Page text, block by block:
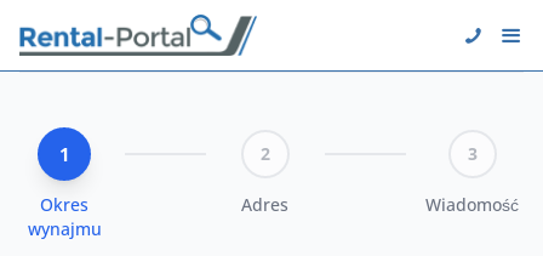
1
Okres
wynajmu
2
Adres
3
Wiadomość